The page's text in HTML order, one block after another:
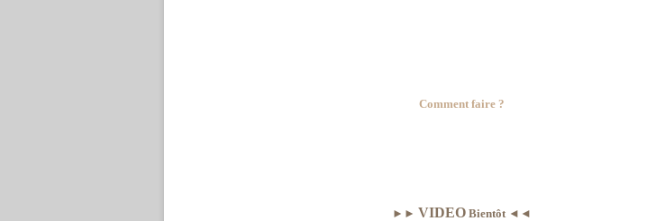
Comment faire ?
►► VIDEOBientôt ◄◄